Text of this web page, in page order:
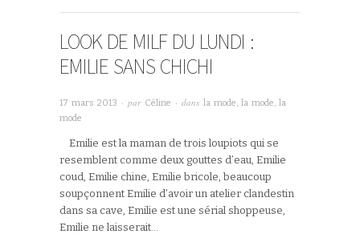
LOOK DE MILF DU LUNDI :
EMILIE SANS CHICHI
17 mars 2013 · par Céline · dans la mode, la mode, la
mode
Emilie est la maman de trois loupiots qui se
resemblent comme deux gouttes d’eau, Emilie
coud, Emilie chine, Emilie bricole, beaucoup
soupçonnent Emilie d’avoir un atelier clandestin
dans sa cave, Emilie est une sérial shoppeuse,
Emilie ne laisserait…